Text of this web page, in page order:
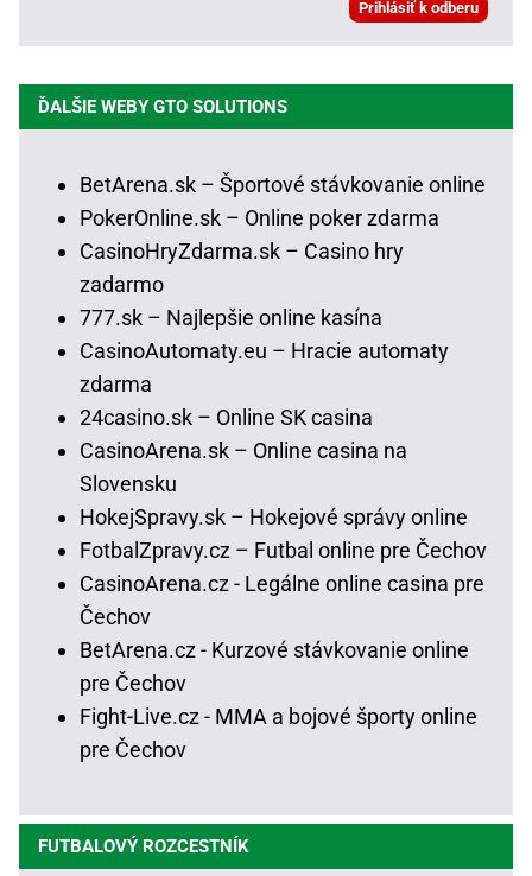
ĎALŠIE WEBY GTO SOLUTIONS
BetArena.sk – Športové stávkovanie online
PokerOnline.sk – Online poker zdarma
CasinoHryZdarma.sk – Casino hry
zadarmo
777.sk – Najlepšie online kasína
CasinoAutomaty.eu – Hracie automaty
zdarma
24casino.sk – Online SK casina
CasinoArena.sk – Online casina na
Slovensku
HokejSpravy.sk – Hokejové správy online
FotbalZpravy.cz – Futbal online pre Čechov
CasinoArena.cz - Legálne online casina pre
Čechov
BetArena.cz - Kurzové stávkovanie online
pre Čechov
Fight-Live.cz - MMA a bojové športy online
pre Čechov
FUTBALOVÝ ROZCESTNÍK